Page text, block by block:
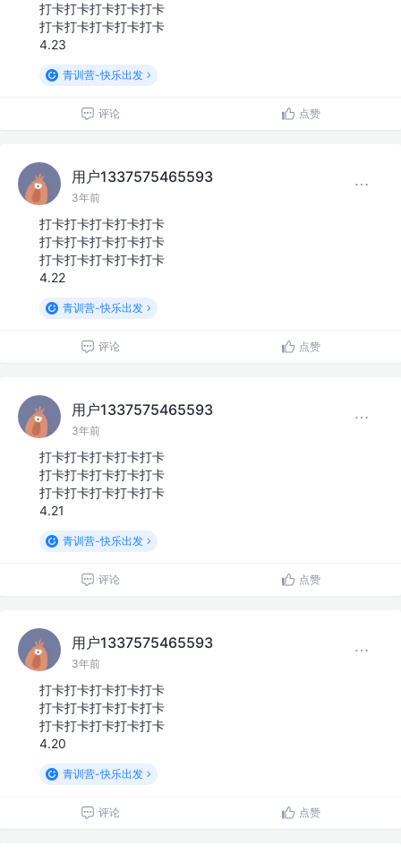
打卡打卡打卡打卡打卡
打卡打卡打卡打卡打卡
4.23
青训营-快乐出发
评论 点赞
用户1337575465593
3年前
打卡打卡打卡打卡打卡
打卡打卡打卡打卡打卡
打卡打卡打卡打卡打卡
4.22
青训营-快乐出发
评论 点赞
用户1337575465593
3年前
打卡打卡打卡打卡打卡
打卡打卡打卡打卡打卡
打卡打卡打卡打卡打卡
4.21
青训营-快乐出发
评论 点赞
用户1337575465593
3年前
打卡打卡打卡打卡打卡
打卡打卡打卡打卡打卡
打卡打卡打卡打卡打卡
4.20
青训营-快乐出发
评论 点赞